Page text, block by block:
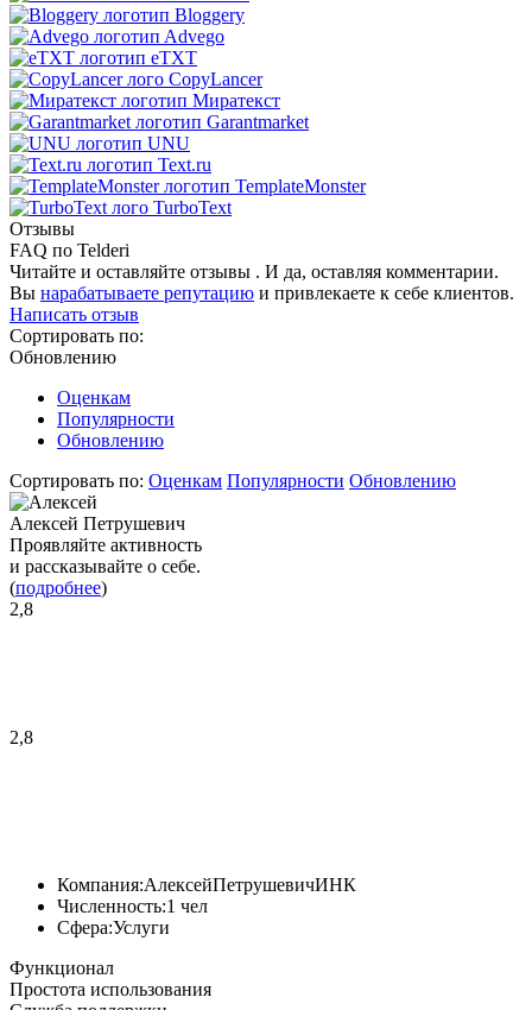
Bloggery
Advego
eTXT
CopyLancer
Миратекст
Garantmarket
UNU
Text.ru
TemplateMonster
TurboText
Отзывы
FAQ по Telderi
Читайте и оставляйте отзывы . И да, оставляя комментарии.
Вы нарабатываете репутацию и привлекаете к себе клиентов.
Написать отзыв
Сортировать по:
Обновлению
Оценкам
Популярности
Обновлению
Сортировать по: Оценкам Популярности Обновлению
Алексей Петрушевич
Проявляйте активность
и рассказывайте о себе.
(подробнее)
2,8
2,8
Компания:АлексейПетрушевичИНК
Численность:1 чел
Сфера:Услуги
Функционал
Простота использования